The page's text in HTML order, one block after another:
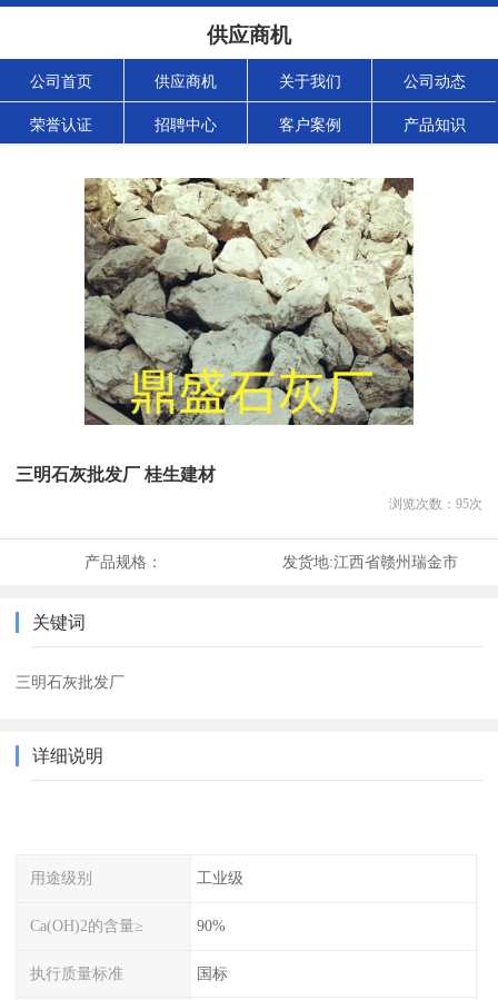
供应商机
公司首页 供应商机 关于我们 公司动态
荣誉认证 招聘中心 客户案例 产品知识
三明石灰批发厂 桂生建材
浏览次数： 95次
产品规格： 发货地:江西省赣州瑞金市
关键词
三明石灰批发厂
详细说明
用途级别 工业级
Ca(OH)2的含量≥ 90%
执行质量标准 国标